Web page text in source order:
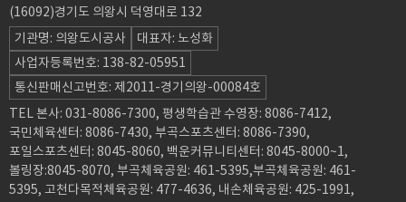
(16092)경기도 의왕시 덕영대로 132
기관명: 의왕도시공사
대표자: 노성화
사업자등록번호: 138-82-05951
통신판매신고번호: 제2011-경기의왕-00084호
TEL 본사: 031-8086-7300, 평생학습관 수영장: 8086-7412,
국민체육센터: 8086-7430, 부곡스포츠센터: 8086-7390,
포일스포츠센터: 8045-8060, 백운커뮤니티센터: 8045-8000~1,
볼링장:8045-8070, 부곡체육공원: 461-5395,부곡체육공원: 461-
5395, 고천다목적체육공원: 477-4636, 내손체육공원: 425-1991,